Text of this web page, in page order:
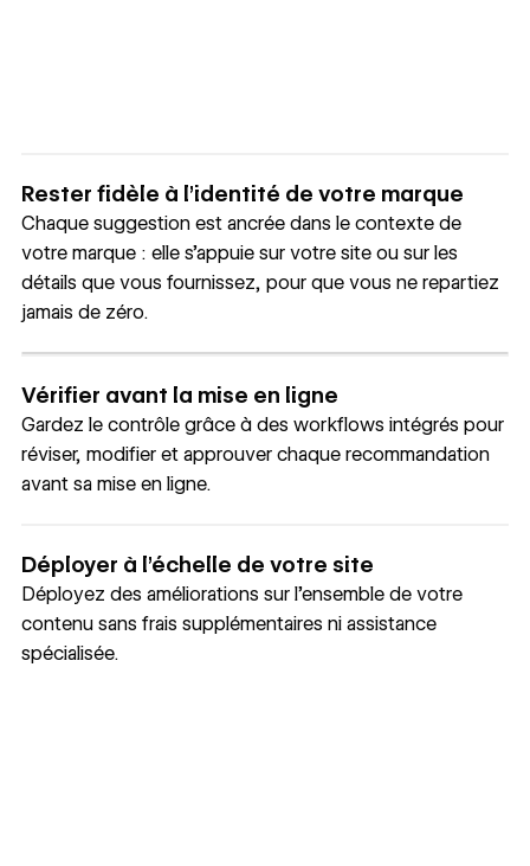
Rester fidèle à l’identité de votre marque
Chaque suggestion est ancrée dans le contexte de
votre marque : elle s’appuie sur votre site ou sur les
détails que vous fournissez, pour que vous ne repartiez
jamais de zéro.
Vérifier avant la mise en ligne
Gardez le contrôle grâce à des workflows intégrés pour
réviser, modifier et approuver chaque recommandation
avant sa mise en ligne.
Déployer à l’échelle de votre site
Déployez des améliorations sur l’ensemble de votre
contenu sans frais supplémentaires ni assistance
spécialisée.